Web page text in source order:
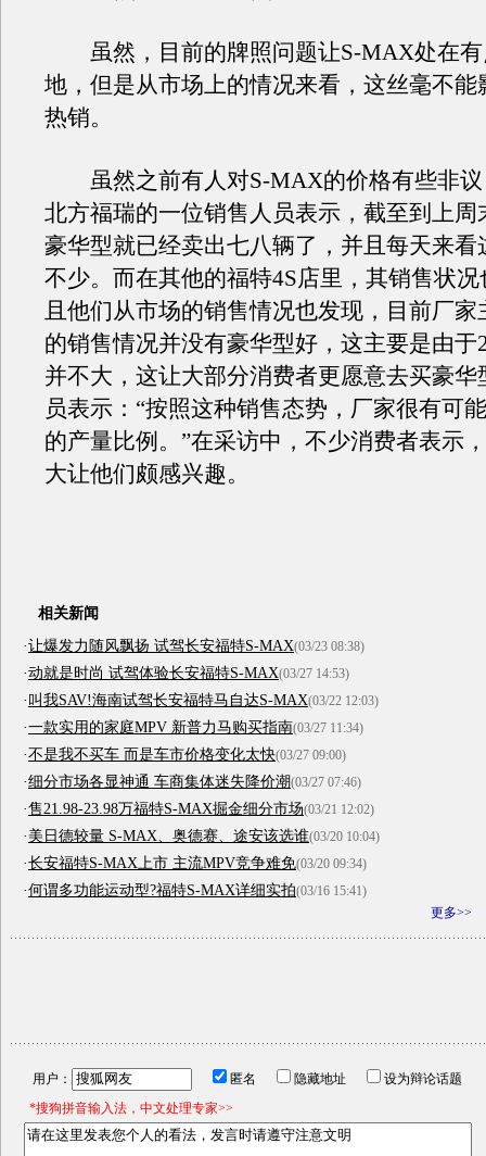
虽然，目前的牌照问题让S-MAX处在有
地，但是从市场上的情况来看，这丝毫不
热销。
虽然之前有人对S-MAX的价格有些非议
北方福瑞的一位销售人员表示，截至到上周
豪华型就已经卖出七八辆了，并且每天来看
不少。而在其他的福特4S店里，其销售状
且他们从市场的销售情况也发现，目前厂
的销售情况并没有豪华型好，这主要是由于
并不大，这让大部分消费者更愿意去买豪华
员表示：“按照这种销售态势，厂家很有可
的产量比例。”在采访中，不少消费者表示
大让他们颇感兴趣。
相关新闻
·让爆发力随风飘扬 试驾长安福特S-MAX(03/23 08:38)
·动就是时尚 试驾体验长安福特S-MAX(03/27 14:53)
·叫我SAV!海南试驾长安福特马自达S-MAX(03/22 12:03)
·一款实用的家庭MPV 新普力马购买指南(03/27 11:34)
·不是我不买车 而是车市价格变化太快(03/27 09:00)
·细分市场各显神通 车商集体迷失降价潮(03/27 07:46)
·售21.98-23.98万福特S-MAX掘金细分市场(03/21 12:02)
·美日德较量 S-MAX、奥德赛、途安该选谁(03/20 10:04)
·长安福特S-MAX上市 主流MPV竞争难免(03/20 09:34)
·何谓多功能运动型?福特S-MAX详细实拍(03/16 15:41)
更多>>
用户： 匿名 隐藏地址
设为辩论话题
*搜狗拼音输入法，中文处理专家>>